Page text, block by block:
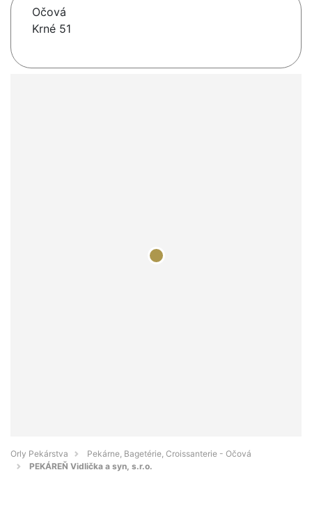
Očová
Krné 51
Orly Pekárstva
Pekárne, Bagetérie, Croissanterie - Očová
PEKÁREŇ Vidlička a syn, s.r.o.